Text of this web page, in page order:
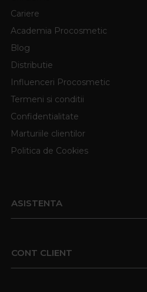
Cariere
Academia Procosmetic
Blog
Distributie
Influenceri Procosmetic
Termeni si conditii
Confidentialitate
Marturiile clientilor
Politica de Cookies
ASISTENTA
CONT CLIENT